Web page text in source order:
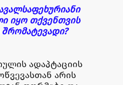
იყო თქვენთვის
ადაპტაციის
არის